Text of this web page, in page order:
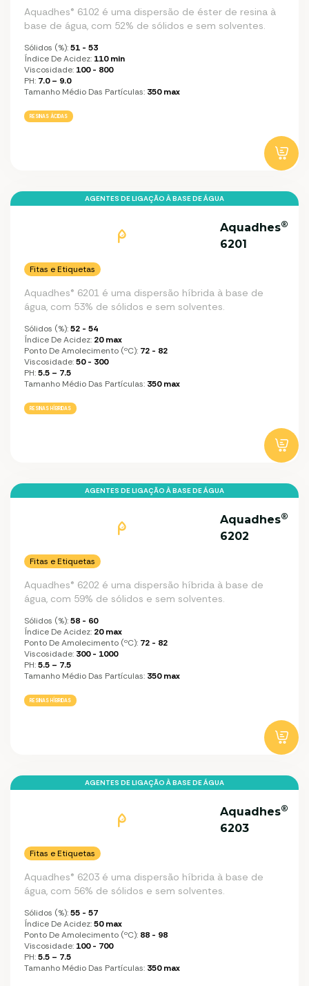
Aquadhes® 6102 é uma dispersão de éster de resina à
base de água, com 52% de sólidos e sem solventes.
Sólidos (%):51 - 53
Índice De Acidez: 110 min
Viscosidade: 100 - 800
PH: 7.0 – 9.0
Tamanho Médio Das Partículas: 350 max
RESINAS ÁCIDAS
AGENTES DE LIGAÇÃO À BASE DE ÁGUA
Aquadhes®
6201
Fitas e Etiquetas
Aquadhes® 6201 é uma dispersão híbrida à base de
água, com 53% de sólidos e sem solventes.
Sólidos (%):52 - 54
Índice De Acidez: 20 max
Ponto De Amolecimento (ºC): 72 - 82
Viscosidade:50 - 300
PH:5.5 – 7.5
Tamanho Médio Das Partículas: 350 max
RESINAS HÍBRIDAS
AGENTES DE LIGAÇÃO À BASE DE ÁGUA
Aquadhes®
6202
Fitas e Etiquetas
Aquadhes® 6202 é uma dispersão híbrida à base de
água, com 59% de sólidos e sem solventes.
Sólidos (%):58 - 60
Índice De Acidez: 20 max
Ponto De Amolecimento (ºC): 72 - 82
Viscosidade: 300 - 1000
PH:5.5 – 7.5
Tamanho Médio Das Partículas: 350 max
RESINAS HÍBRIDAS
AGENTES DE LIGAÇÃO À BASE DE ÁGUA
Aquadhes®
6203
Fitas e Etiquetas
Aquadhes® 6203 é uma dispersão híbrida à base de
água, com 56% de sólidos e sem solventes.
Sólidos (%):55 - 57
Índice De Acidez:50 max
Ponto De Amolecimento (ºC): 88 - 98
Viscosidade: 100 - 700
PH:5.5 – 7.5
Tamanho Médio Das Partículas: 350 max